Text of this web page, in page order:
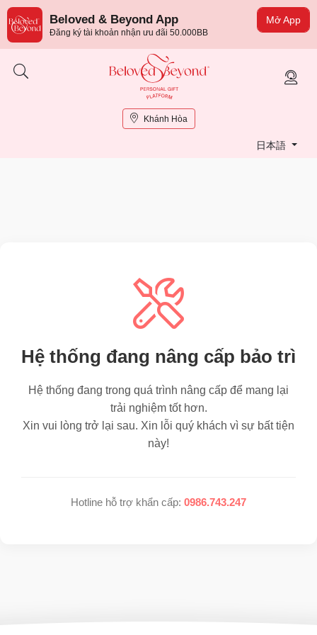
Mở App
Beloved & Beyond App
Đăng ký tài khoản nhận ưu đãi 50.000BB
Khánh Hòa
日本語
Hệ thống đang nâng cấp bảo trì
Hệ thống đang trong quá trình nâng cấp để mang lại
trải nghiệm tốt hơn.
Xin vui lòng trở lại sau. Xin lỗi quý khách vì sự bất tiện
này!
Hotline hỗ trợ khẩn cấp: 0986.743.247